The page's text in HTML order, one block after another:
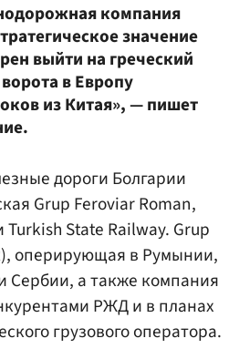
компания
значение
выйти на греческий
в Европу
из Китая», — пишет
дороги Болгарии
Grup Feroviar Roman,
Turkish State Railway. Grup
оперирующая в Румынии,
Сербии, а также компания
РЖД и в планах
грузового оператора.